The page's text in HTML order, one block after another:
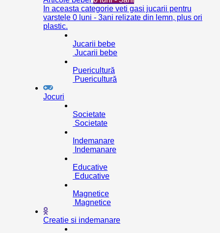
In aceasta categorie veti gasi jucarii pentru
varstele 0 luni - 3ani relizate din lemn, plus ori
plastic.
Jucarii bebe
Jucarii bebe
Puericultură
Puericultură
Jocuri
Societate
Societate
Indemanare
Indemanare
Educative
Educative
Magnetice
Magnetice
Creatie si indemanare